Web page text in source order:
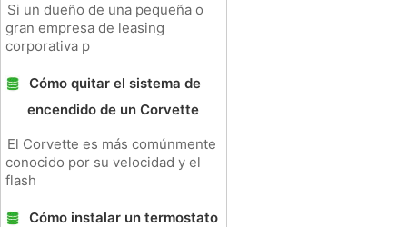
Si un dueño de una pequeña o
gran empresa de leasing
corporativa p
Cómo quitar el sistema de
encendido de un Corvette
El Corvette es más comúnmente
conocido por su velocidad y el
flash
Cómo instalar un termostato